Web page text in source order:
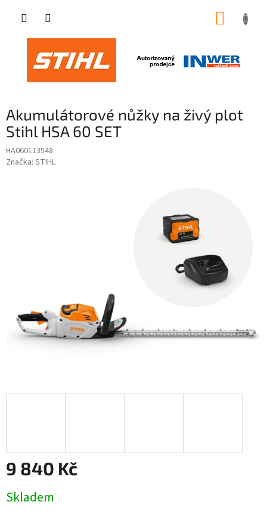
Akumulátorové nůžky na živý plot
Stihl HSA 60 SET
HA060113548
Značka: STIHL
9 840 Kč
cena:
Skladem